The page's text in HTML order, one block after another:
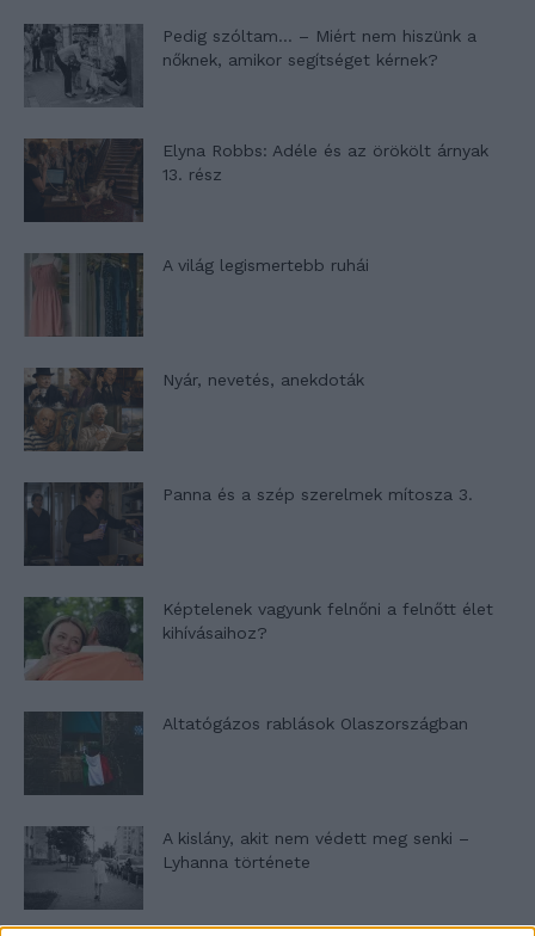
Pedig szóltam… – Miért nem hiszünk a
nőknek, amikor segítséget kérnek?
Elyna Robbs: Adéle és az örökölt árnyak
13. rész
A világ legismertebb ruhái
Nyár, nevetés, anekdoták
Panna és a szép szerelmek mítosza 3.
Képtelenek vagyunk felnőni a felnőtt élet
kihívásaihoz?
Altatógázos rablások Olaszországban
A kislány, akit nem védett meg senki –
Lyhanna története